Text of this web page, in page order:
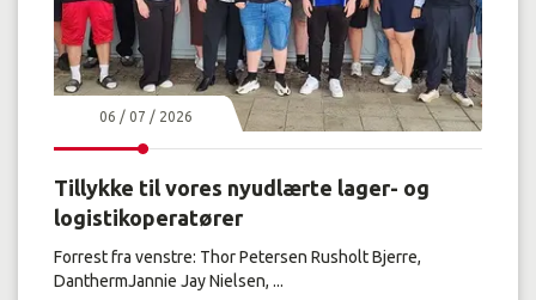
06 / 07 / 2026
Tillykke til vores nyudlærte lager- og
logistikoperatører
Forrest fra venstre: Thor Petersen Rusholt Bjerre,
DanthermJannie Jay Nielsen, ...